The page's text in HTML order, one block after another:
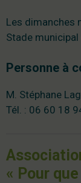
Les dimanches
Stade
Personne à
M. Stéphane
Tél. : 06 60 18
« Pour